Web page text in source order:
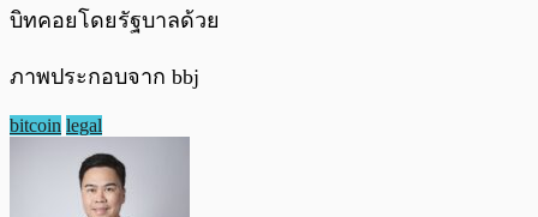
บิทคอยโดยรัฐบาลด้วย
ภาพประกอบจาก bbj
bitcoin legal